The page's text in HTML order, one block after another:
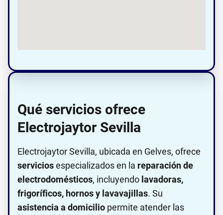
Qué servicios ofrece
Electrojaytor Sevilla
Electrojaytor Sevilla, ubicada en Gelves, ofrece
serviciosespecializados en la reparación de
electrodomésticos, incluyendo lavadoras,
frigoríficos, hornos y lavavajillas. Su
asistencia a domicilio permite atender las